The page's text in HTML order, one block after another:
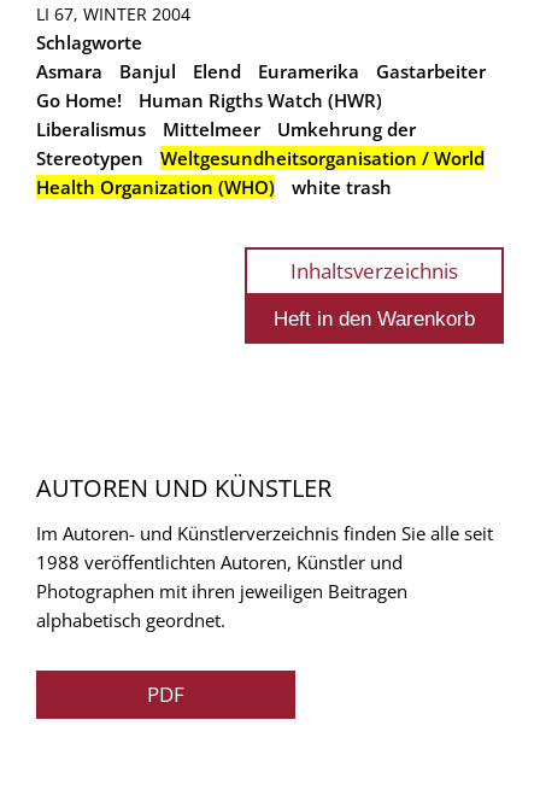
LI 67, WINTER 2004
Schlagworte
Asmara
Banjul Elend Euramerika
Gastarbeiter
Go Home!
Human Rigths Watch (HWR)
Liberalismus
Mittelmeer
Umkehrung der
Stereotypen
Weltgesundheitsorganisation / World
Health Organization (WHO)
white trash
Inhaltsverzeichnis
AUTOREN UND KÜNSTLER
Im Autoren- und Künstlerverzeichnis finden Sie alle seit
1988 veröffentlichten Autoren, Künstler und
Photographen mit ihren jeweiligen Beitragen
alphabetisch geordnet.
PDF